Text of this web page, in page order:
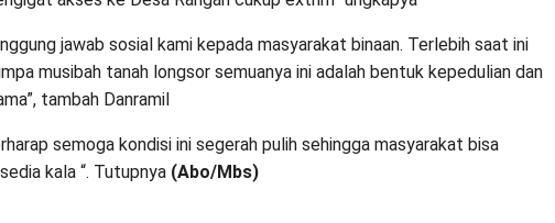
jawab sosial kami kepada masyarakat binaan. Terlebih saat ini
musibah tanah longsor semuanya ini adalah bentuk kepedulian dan
tambah Danramil
semoga kondisi ini segerah pulih sehingga masyarakat bisa
kala “. Tutupnya (Abo/Mbs)